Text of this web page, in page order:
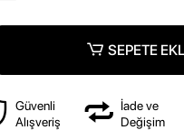
SEPETE
Güvenli
Alışveriş
İade ve
Değişim